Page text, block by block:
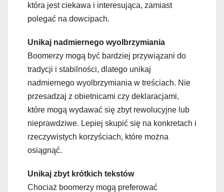
która jest ciekawa i interesująca, zamiast
polegać na dowcipach.
Unikaj nadmiernego wyolbrzymiania
Boomerzy mogą być bardziej przywiązani do
tradycji i stabilności, dlatego unikaj
nadmiernego wyolbrzymiania w treściach. Nie
przesadzaj z obietnicami czy deklaracjami,
które mogą wydawać się zbyt rewolucyjne lub
nieprawdziwe. Lepiej skupić się na konkretach i
rzeczywistych korzyściach, które można
osiągnąć.
Unikaj zbyt krótkich tekstów
Chociaż boomerzy mogą preferować